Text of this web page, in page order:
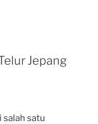
Jepang
salah satu